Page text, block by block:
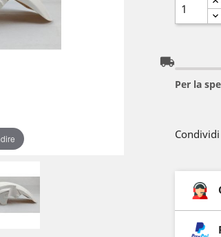
local_shipping
Per la
Condividi